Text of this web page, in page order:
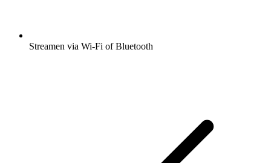
Streamen via Wi-Fi of Bluetooth